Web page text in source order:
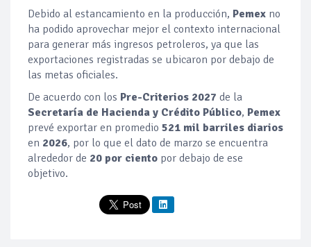
Debido al estancamiento en la producción, Pemex no
ha podido aprovechar mejor el contexto internacional
para generar más ingresos petroleros, ya que las
exportaciones registradas se ubicaron por debajo de
las metas oficiales.
De acuerdo con los Pre-Criterios 2027 de la
Secretaría de Hacienda y Crédito Público, Pemex
prevé exportar en promedio 521 mil barriles diarios
en 2026, por lo que el dato de marzo se encuentra
alrededor de 20 por ciento por debajo de ese
objetivo.